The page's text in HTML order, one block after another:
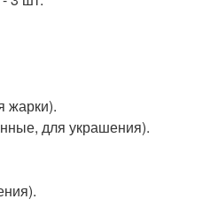
жарки).
для украшения).